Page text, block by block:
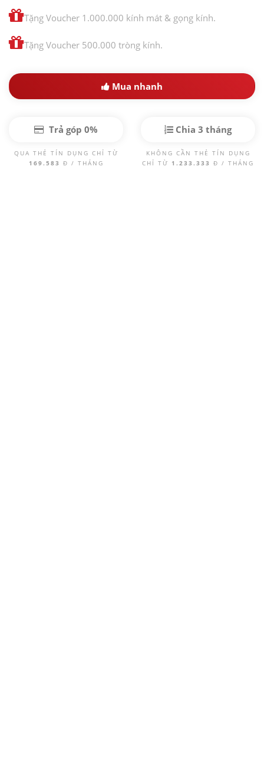
Tặng Voucher 1.000.000 kính mát & gọng kính.
Tặng Voucher 500.000 tròng kính.
Mua nhanh
Trả góp 0%
QUA THẺ TÍN DỤNG CHỈ TỪ
169.583 Đ / THÁNG
Chia 3 tháng
KHÔNG CẦN THẺ TÍN DỤNG
CHỈ TỪ 1.233.333 Đ / THÁNG